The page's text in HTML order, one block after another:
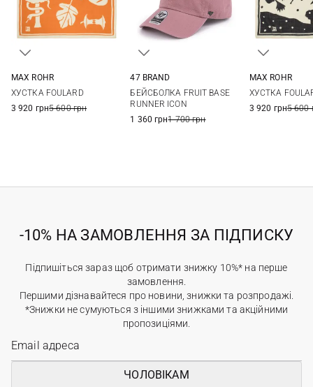
MAX ROHR
ХУСТКА FOULARD
3 920 грн5 600 грн
47 BRAND
БЕЙСБОЛКА FRUIT BASE
RUNNER ICON
1 360 грн1 700 грн
MAX ROHR
ХУСТКА
3 920 грн5 600
-10% НА ЗАМОВЛЕННЯ ЗА ПІДПИСКУ
Підпишіться зараз щоб отримати знижку 10%* на перше
замовлення.
Першими дізнавайтеся про новини, знижки та розпродажі.
*Знижки не сумуються з іншими знижками та акційними
пропозиціями.
ЧОЛОВІКАМ